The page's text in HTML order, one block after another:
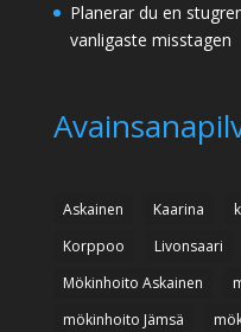
Planerar du en
vanligaste misstagen
Askainen Kaarina
Korppoo
Livonsaari
Mökinhoito Askainen
mökinhoito Jämsä